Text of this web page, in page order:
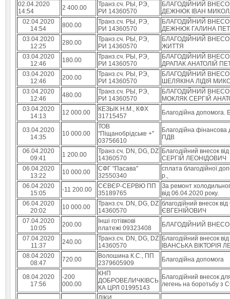
02.04.2020
14:54
2 400.00
Транз.сч. РЫ, РЭ,
РИ 14360570
БЛАГОДІЙНИЙ
ДЕЖНЮК ІВАН
02.04.2020
14:54
800.00
Транз.сч. РЫ, РЭ,
РИ 14360570
БЛАГОДІЙНИЙ
ДЕЖНЮК ГАЛИНА
03.04.2020
12:25
280.00
Транз.сч. РЫ, РЭ,
РИ 14360570
БЛАГОДІЙНИЙ
ЖИТТЯ
03.04.2020
12:46
180.00
Транз.сч. РЫ, РЭ,
РИ 14360570
БЛАГОДІЙНИЙ
ДРАПАК АНАТОЛІЙ
03.04.2020
12:46
200.00
Транз.сч. РЫ, РЭ,
РИ 14360570
БЛАГОДІЙНИЙ
ШЕЛЯКІНА ЛІДІЯ
03.04.2020
12:46
480.00
Транз.сч. РЫ, РЭ,
РИ 14360570
БЛАГОДІЙНИЙ
МОКЛЯК СЕРГІЙ
03.04.2020
14:13
12 000.00
КЕЗЫК Н.М., КФХ
31715457
Благодійна допомога.
03.04.2020
14:35
10 000.00
ТОВ
"Піщанобрідське +"
03756610
Благодійна
ПДВ
06.04.2020
09:41
1 200.00
Транз.сч. DN, DG, DZ
14360570
Благодійний внесок
СЕРГІЙ ЛЕОНІДОВИЧ
06.04.2020
13:22
10 000.00
СФГ "Пасава"
32550340
сплата благодійної
р.,
06.04.2020
15:05
-11 200.00
СЄВЄР-СЕРВЮ ПП
35189765
За ремонт
від 06.04.2020 року.
06.04.2020
20:02
10 000.00
Транз.сч. DN, DG, DZ
14360570
благодійний внесок
ЄВГЕНІЙОВИЧ
07.04.2020
10:05
200.00
Iншi готівкові
платежi 09323408
БЛАГОДІЙНИЙ
07.04.2020
11:37
240.00
Транз.сч. DN, DG, DZ
14360570
Благодійний внесок
ІВАНСЬКА ВІКТОРІЯ
08.04.2020
08:47
720.00
Волошина К.С., ПП
2379605909
Благодійна допомога
08.04.2020
17:56
-200
000.00
КНП
ДОБРОВЕЛИЧКІВСЬ
КА ЦРЛ 01995143
Благодійний внесок
легень на боротьбу з